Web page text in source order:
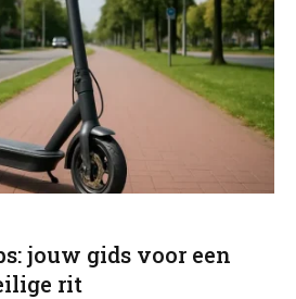
jouw gids voor een
rit